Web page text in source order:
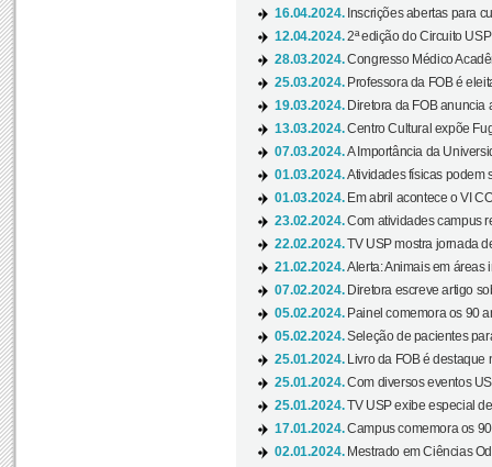
16.04.2024. Inscrições abertas para
12.04.2024.2ª edição do Circuito
28.03.2024.Congresso Médico
25.03.2024. Professora da FOB é
19.03.2024. Diretora da FOB anuncia
13.03.2024.Centro Cultural expõe
07.03.2024.A Importância da
01.03.2024.Atividades físicas podem
01.03.2024. Em abril acontece o VI
23.02.2024.Com atividades campus
22.02.2024.TV USP mostra jornada
21.02.2024.Alerta: Animais em áreas
07.02.2024. Diretora escreve artigo
05.02.2024. Painel comemora os 90
05.02.2024.Seleção de pacientes
25.01.2024.
Livro da FOB é destaque
25.01.2024.Com diversos eventos
25.01.2024.TV USP exibe especial
17.01.2024.Campus comemora os
02.01.2024. Mestrado em Ciências